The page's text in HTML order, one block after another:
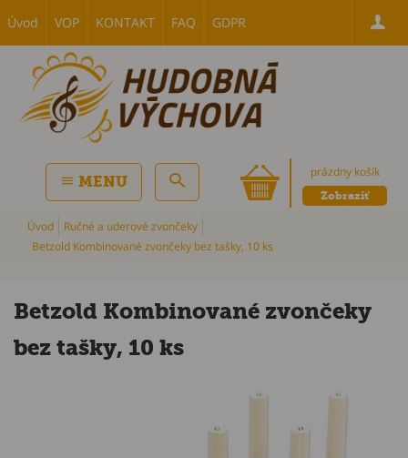
Úvod VOP KONTAKT FAQ GDPR
prázdny košík
Zobraziť
MENU
Úvod
Ručné a uderové zvončeky
Betzold Kombinované zvončeky bez tašky, 10 ks
Betzold Kombinované zvončeky
bez tašky, 10 ks